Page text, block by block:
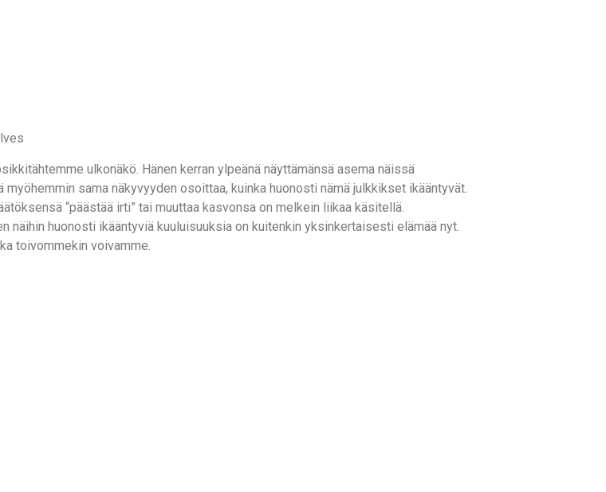
ulkonäkö. Hänen kerran ylpeänä näyttämänsä asema näissä
sama näkyvyyden osoittaa, kuinka huonosti nämä julkkikset ikääntyvät.
“päästää irti” tai muuttaa kasvonsa on melkein liikaa käsitellä.
huonosti ikääntyviä kuuluisuuksia on kuitenkin yksinkertaisesti elämää nyt.
toivommekin voivamme.